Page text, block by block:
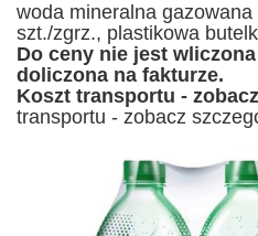
woda mineralna gazowana
szt./zgrz., plastikowa
Do ceny nie jest
doliczona na fakturze.
Koszt transportu -
transportu - zobacz